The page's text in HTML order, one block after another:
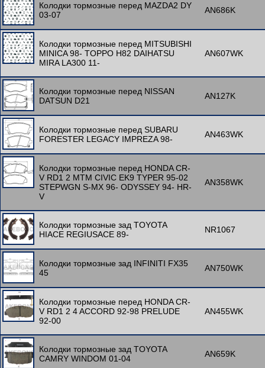
Колодки тормозные перед MAZDA2 DY
03-07
AN686K
Колодки тормозные перед MITSUBISHI
MINICA 98- TOPPO H82 DAIHATSU
MIRA LA300 11-
AN607WK
Колодки тормозные перед NISSAN
DATSUN D21
AN127K
Колодки тормозные перед SUBARU
FORESTER LEGACY IMPREZA 98-
AN463WK
Колодки тормозные перед HONDA CR-
V RD1 2 MTM CIVIC EK9 TYPER 95-02
STEPWGN S-MX 96- ODYSSEY 94- HR-
V
AN358WK
Колодки тормозные зад TOYOTA
HIACE REGIUSACE 89-
NR1067
Колодки тормозные зад INFINITI FX35
45
AN750WK
Колодки тормозные перед HONDA CR-
V RD1 2 4 ACCORD 92-98 PRELUDE
92-00
AN455WK
Колодки тормозные зад TOYOTA
CAMRY WINDOM 01-04
AN659K